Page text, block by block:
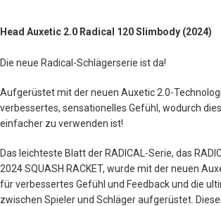
Head Auxetic 2.0 Radical 120 Slimbody (2024)
Die neue Radical-Schlägerserie ist da!
Aufgerüstet mit der neuen Auxetic 2.0-
verbessertes, sensationelles Gefühl, wodurch
einfacher zu verwenden ist!
Das leichteste Blatt der RADICAL-Serie, das
2024 SQUASH RACKET, wurde mit der neuen
für verbessertes Gefühl und Feedback und die
zwischen Spieler und Schläger aufgerüstet.